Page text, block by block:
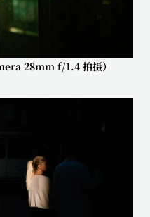
28mm f/1.4 拍摄）